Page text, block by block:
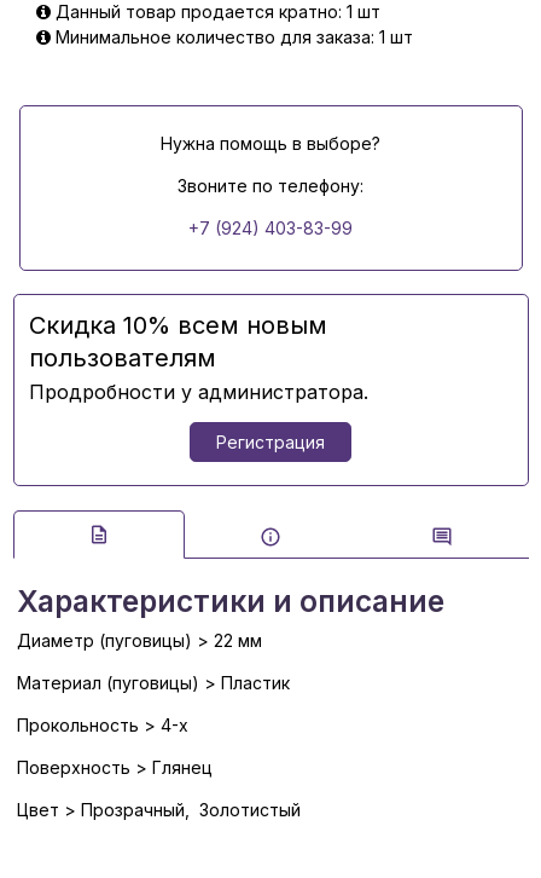
Данный товар продается кратно: 1 шт
Минимальное количество для заказа: 1 шт
Нужна помощь в выборе?
Звоните по телефону:
+7 (924) 403-83-99
Скидка 10% всем новым
пользователям
Продробности у администратора.
Регистрация
Характеристики и описание
Диаметр (пуговицы) > 22 мм
Материал (пуговицы) > Пластик
Прокольность > 4-х
Поверхность > Глянец
Цвет > Прозрачный, Золотистый